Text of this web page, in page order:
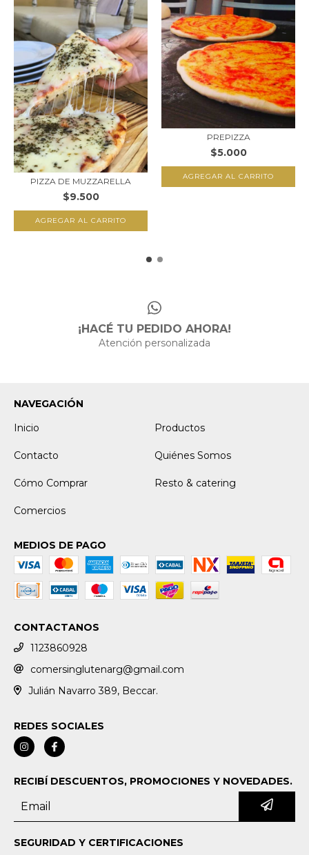
PIZZA DE MUZZARELLA
$9.500
AGREGAR AL CARRITO
PREPIZZA
$5.000
AGREGAR AL CARRITO
¡HACÉ TU PEDIDO AHORA!
Atención personalizada
NAVEGACIÓN
Inicio
Productos
Contacto Quiénes Somos
Cómo Comprar Resto & catering
Comercios
MEDIOS DE PAGO
CONTACTANOS
1123860928
comersinglutenarg@gmail.com
Julián Navarro 389, Beccar.
REDES SOCIALES
RECIBÍ DESCUENTOS, PROMOCIONES Y NOVEDADES.
SEGURIDAD Y CERTIFICACIONES